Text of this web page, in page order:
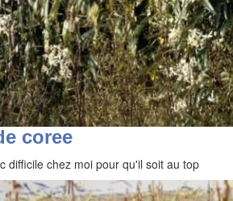
coree
difficile chez moi pour qu'il soit au top